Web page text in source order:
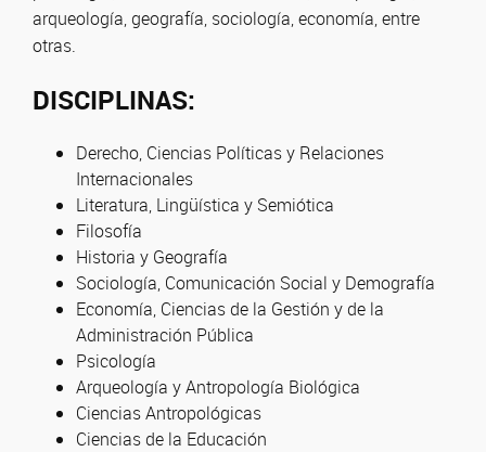
arqueología, geografía, sociología, economía, entre
otras.
DISCIPLINAS:
Derecho, Ciencias Políticas y Relaciones
Internacionales
Literatura, Lingüística y Semiótica
Filosofía
Historia y Geografía
Sociología, Comunicación Social y Demografía
Economía, Ciencias de la Gestión y de la
Administración Pública
Psicología
Arqueología y Antropología Biológica
Ciencias Antropológicas
Ciencias de la Educación